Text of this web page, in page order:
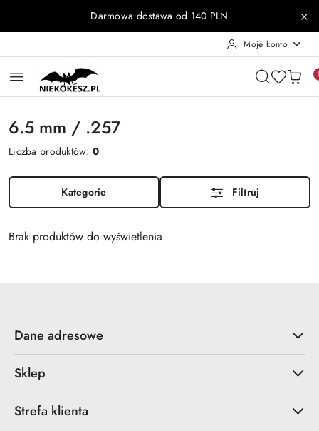
Przejdź do treści głównej
Przejdź do wyszukiwarki
Przejdź do moje konto
Przejdź do menu głównego
Przejdź do stopkiDarmowa dostawa od 140 PLN
Moje konto
6.5 mm / .257
Liczba produktów:0
Kategorie Filtruj
Brak produktów do wyświetlenia
Dane adresowe
Sklep
Strefa klienta